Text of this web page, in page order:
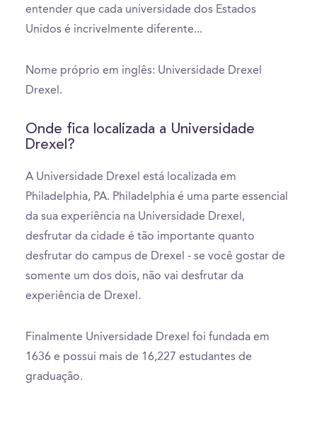
entender que cada universidade dos Estados
Unidos é incrivelmente diferente...
Nome próprio em inglês: Universidade Drexel
Drexel.
Onde fica localizada a Universidade
Drexel?
A Universidade Drexel está localizada em
Philadelphia, PA. Philadelphia é uma parte essencial
da sua experiência na Universidade Drexel,
desfrutar da cidade é tão importante quanto
desfrutar do campus de Drexel - se você gostar de
somente um dos dois, não vai desfrutar da
experiência de Drexel.
Finalmente Universidade Drexel foi fundada em
1636 e possui mais de 16,227 estudantes de
graduação.